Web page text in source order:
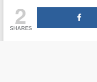
2
SHARES